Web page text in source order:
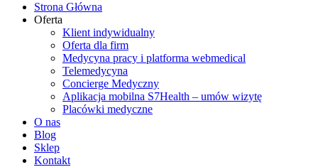
Strona Główna
Oferta
Klient indywidualny
Oferta dla firm
Medycyna pracy i platforma webmedical
Telemedycyna
Concierge Medyczny
Aplikacja mobilna S7Health – umów wizytę
Placówki medyczne
O nas
Blog
Sklep
Kontakt